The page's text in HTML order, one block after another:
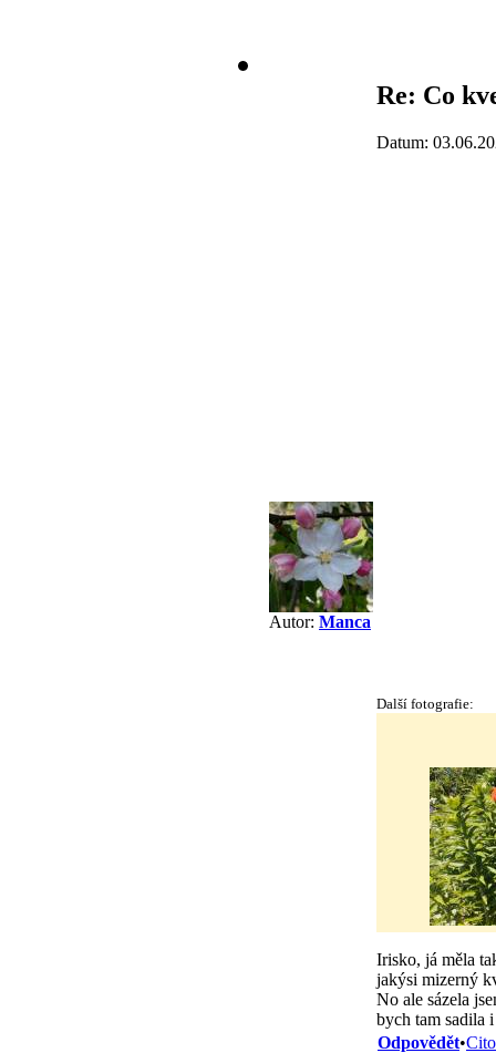
Autor: Manca
Re: Co
Datum:
Další fotografie:
Irisko, já měla
jakýsi mizerný
No ale sázela
bych tam sadila
Odpovědět•